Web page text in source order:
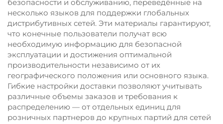
безопасности и обслуживанию, переведённые на
несколько языков для поддержки глобальных
дистрибутивных сетей. Эти материалы гарантируют,
что конечные пользователи получат всю
необходимую информацию для безопасной
эксплуатации и достижения оптимальной
производительности независимо от их
географического положения или основного языка.
Гибкие настройки доставки позволяют учитывать
различные объемы заказов и требования к
распределению — от отдельных единиц для
розничных партнеров до крупных партий для сетей